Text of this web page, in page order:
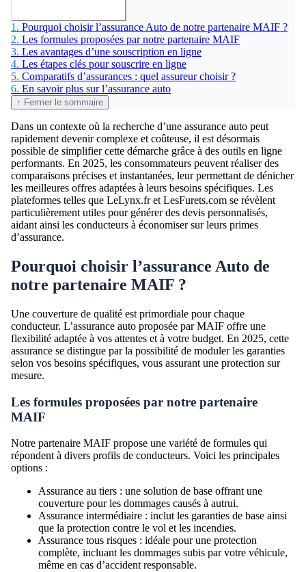
1. Pourquoi choisir l’assurance Auto de notre partenaire MAIF ?
2. Les formules proposées par notre partenaire MAIF
3. Les avantages d’une souscription en ligne
4. Les étapes clés pour souscrire en ligne
5. Comparatifs d’assurances : quel assureur choisir ?
6. En savoir plus sur l’assurance auto
↑ Fermer le sommaire
Dans un contexte où la recherche d’une assurance auto peut
rapidement devenir complexe et coûteuse, il est désormais
possible de simplifier cette démarche grâce à des outils en ligne
performants. En 2025, les consommateurs peuvent réaliser des
comparaisons précises et instantanées, leur permettant de dénicher
les meilleures offres adaptées à leurs besoins spécifiques. Les
plateformes telles que LeLynx.fr et LesFurets.com se révèlent
particulièrement utiles pour générer des devis personnalisés,
aidant ainsi les conducteurs à économiser sur leurs primes
d’assurance.
Pourquoi choisir l’assurance Auto de
notre partenaire MAIF ?
Une couverture de qualité est primordiale pour chaque
conducteur. L’assurance auto proposée par MAIF offre une
flexibilité adaptée à vos attentes et à votre budget. En 2025, cette
assurance se distingue par la possibilité de moduler les garanties
selon vos besoins spécifiques, vous assurant une protection sur
mesure.
Les formules proposées par notre partenaire
MAIF
Notre partenaire MAIF propose une variété de formules qui
répondent à divers profils de conducteurs. Voici les principales
options :
Assurance au tiers : une solution de base offrant une
couverture pour les dommages causés à autrui.
Assurance intermédiaire : inclut les garanties de base ainsi
que la protection contre le vol et les incendies.
Assurance tous risques : idéale pour une protection
complète, incluant les dommages subis par votre véhicule,
même en cas d’accident responsable.